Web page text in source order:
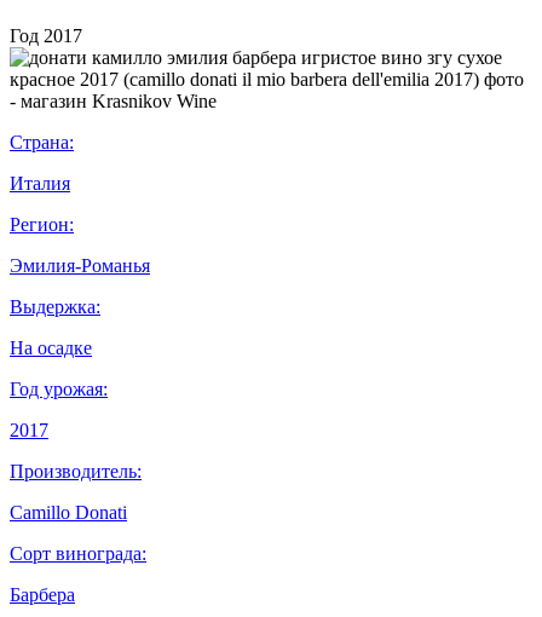
Год 2017
Страна:
Италия
Регион:
Эмилия-Романья
Выдержка:
На осадке
Год урожая:
2017
Производитель:
Camillo Donati
Сорт винограда:
Барбера